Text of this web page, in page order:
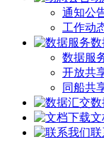
通知公
工作动
数
数据服
开放共
同船共
数
文
联